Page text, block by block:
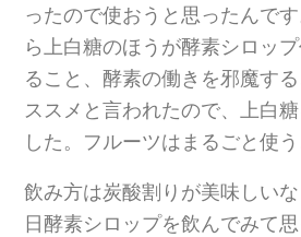
ったので使おうと思ったんで
ら上白糖のほうが酵素シロッ
ること、酵素の働きを邪魔す
ススメと言われたので、上白
した。フルーツはまるごと使う
飲み方は炭酸割りが美味しい
日酵素シロップを飲んでみて